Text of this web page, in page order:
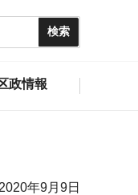
政情報
年9月9日